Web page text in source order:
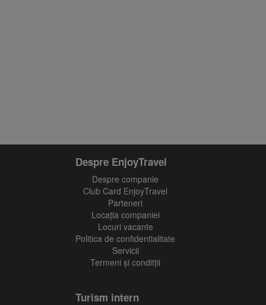
Despre EnjoyTravel
Despre companie
Club Card EnjoyTravel
Parteneri
Locaţia companiei
Locuri vacante
Politica de confidentialitate
Servicii
Termeni și conditții
Turism intern